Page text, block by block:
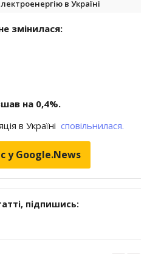
в Україні
змінилася:
на 0,4%.
в Україні сповільнилася.
у Google.News
підпишись: